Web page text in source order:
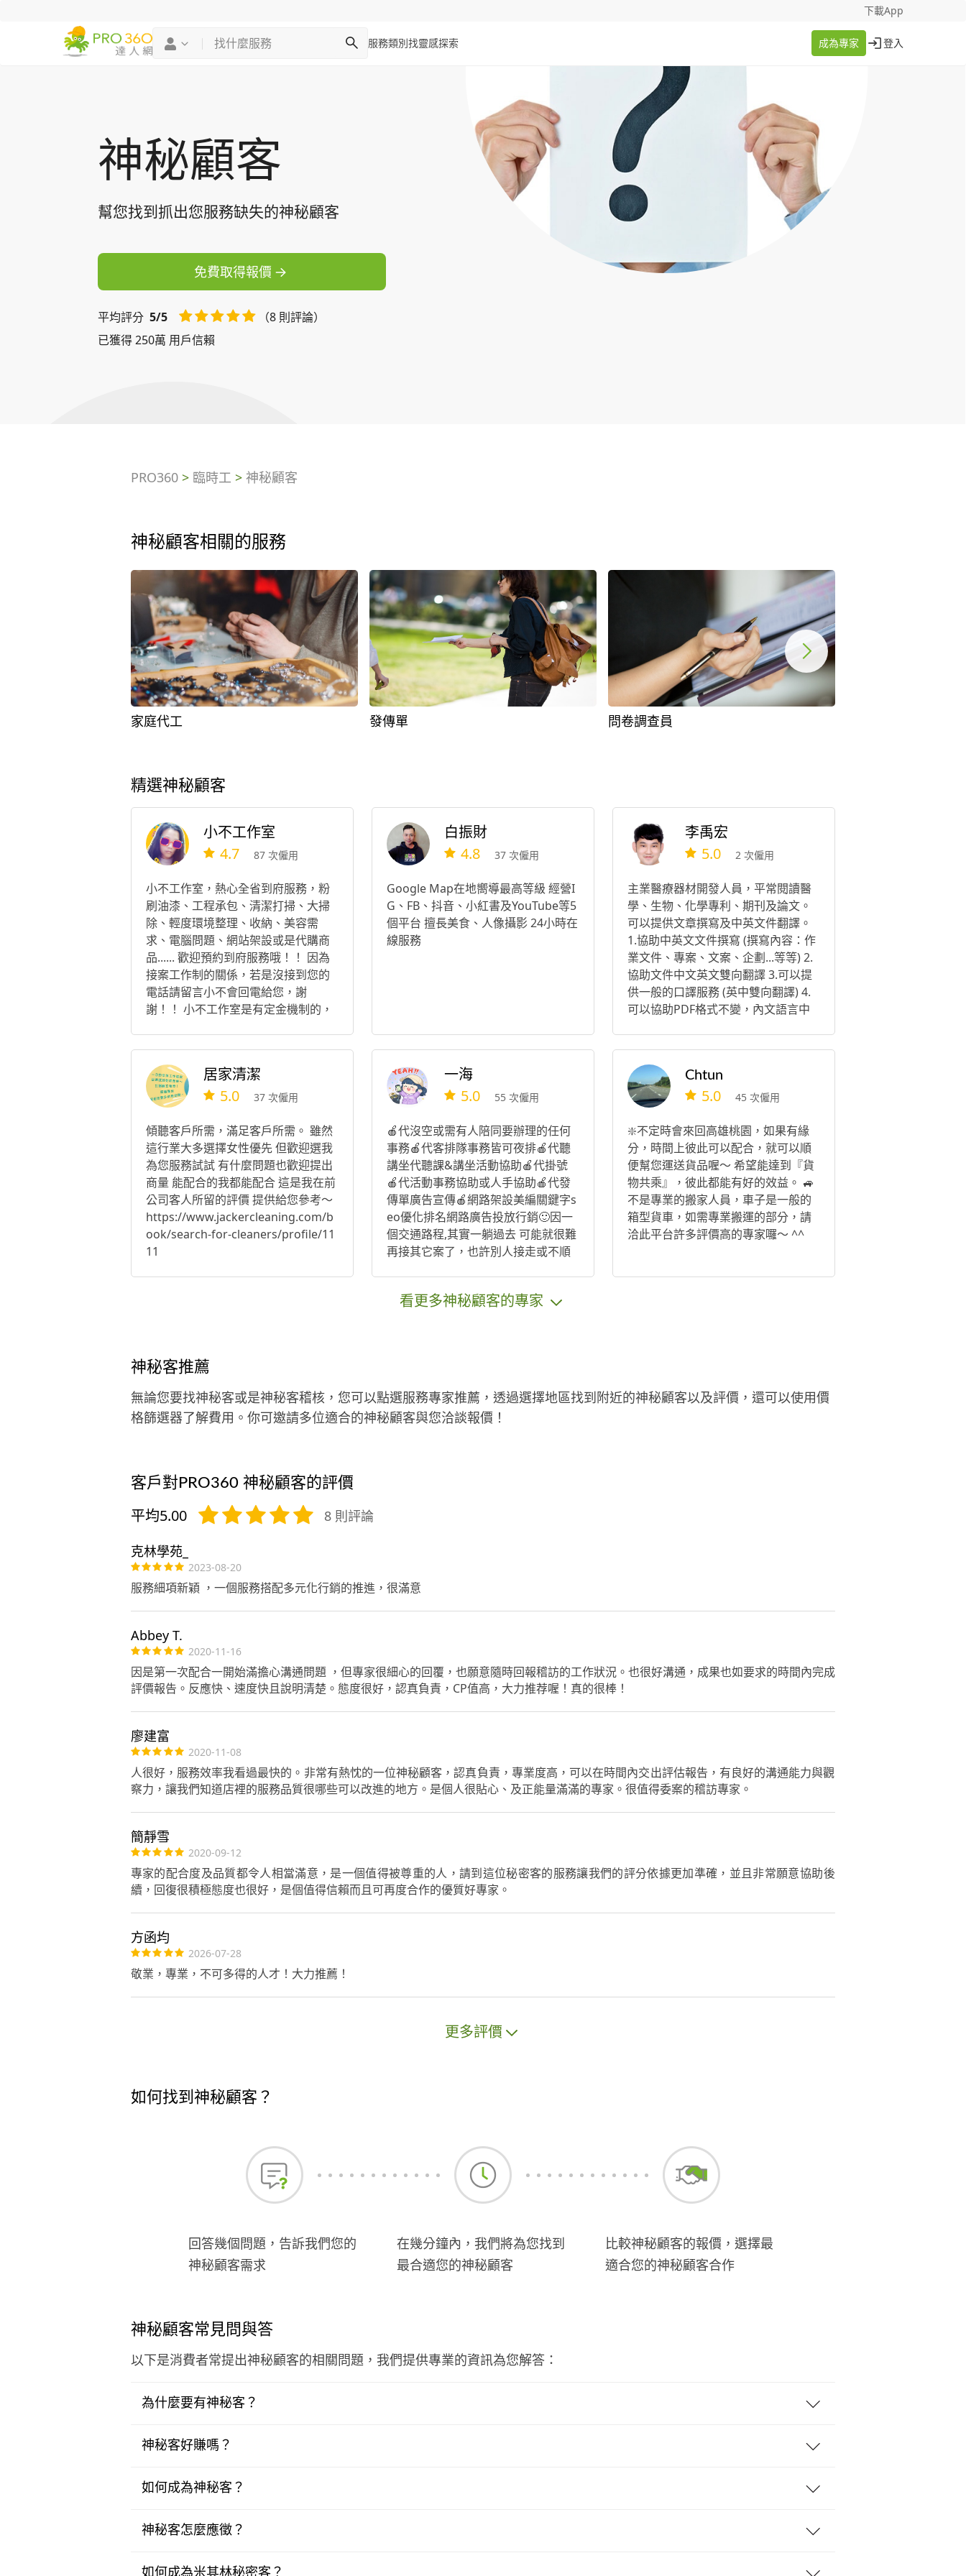
下載App
服務類別找靈感探索 成為專家 登入
成為專家
登入
神秘顧客
幫您找到抓出您服務缺失的神秘顧客
免費取得報價
平均評分 5/5
（8 則評論）
已獲得 250萬 用戶信賴
PRO360> 臨時工 > 神秘顧客
神秘顧客相關的服務
家庭代工 發傳單 問卷調查員
精選神秘顧客
小不工作室
4.7 87 次僱用
小不工作室，熱心全省到府服務，粉
刷油漆、工程承包、清潔打掃、大掃
除、輕度環境整理、收納、美容需
求、電腦問題、網站架設或是代購商
品...... 歡迎預約到府服務哦！！ 因為
接案工作制的關係，若是沒接到您的
電話請留言小不會回電給您，謝
謝！！ 小不工作室是有定金機制的，
服務，往壞處想沒辦法出爾反爾，但
是只要提早提出討論，行程是可以調
整的哦！！
白振財
4.8 37 次僱用
Google Map在地嚮導最高等級 經營I
G、FB、抖音、小紅書及YouTube等5
個平台 擅長美食、人像攝影 24小時在
線服務
李禹宏
5.0 2 次僱用
主業醫療器材開發人員，平常閱讀醫
學、生物、化學專利、期刊及論文。
可以提供文章撰寫及中英文件翻譯。
1.協助中英文文件撰寫 (撰寫內容：作
業文件、專案、文案、企劃...等等) 2.
協助文件中文英文雙向翻譯 3.可以提
供一般的口譯服務 (英中雙向翻譯) 4.
可以協助PDF格式不變，內文語言中
過因為我目前還有正職工作，若偶爾
未能第一時間回覆，還請多多包涵。
我看到訊息後一定會儘快回覆您，謝
謝您的體諒！
居家清潔
5.0 37 次僱用
傾聽客戶所需，滿足客戶所需。 雖然
這行業大多選擇女性優先 但歡迎選我
為您服務試試 有什麼問題也歡迎提出
商量 能配合的我都能配合 這是我在前
公司客人所留的評價 提供給您參考～
https://www.jackercleaning.com/b
ook/search-for-cleaners/profile/11
11
一海
5.0 55 次僱用
🍎代沒空或需有人陪同要辦理的任何
事務🍎代客排隊事務皆可夜排🍎代聽
講坐代聽課&講坐活動協助🍎代掛號
🍎代活動事務協助或人手協助🍎代發
傳單廣告宣傳🍎網路架設美編關鍵字s
eo優化排名網路廣告投放行銷🙂因一
個交通路程,其實一躺過去 可能就很難
再接其它案了，也許別人接走或不順
付平台費路程交通人手體力心力等所
Chtun
5.0 45 次僱用
❇️不定時會來回高雄桃園，如果有緣
分，時間上彼此可以配合，就可以順
便幫您運送貨品喔～ 希望能達到『貨
物共乘』，彼此都能有好的效益。 🚙
不是專業的搬家人員，車子是一般的
箱型貨車，如需專業搬運的部分，請
洽此平台許多評價高的專家囉～ ^^
看更多神秘顧客的專家
神秘客推薦
無論您要找神秘客或是神秘客稽核，您可以點選服務專家推薦，透過選擇地區找到附近的神秘顧客以及評價，還可以使用價
格篩選器了解費用。你可邀請多位適合的神秘顧客與您洽談報價！
客戶對PRO360 神秘顧客的評價
平均5.00 8 則評論
克林學苑_
2023-08-20
服務細項新穎 ，一個服務搭配多元化行銷的推進，很滿意
Abbey T.
2020-11-16
因是第一次配合一開始滿擔心溝通問題 ，但專家很細心的回覆，也願意隨時回報稽訪的工作狀況。也很好溝通，成果也如要求的時間內完成
評價報告。反應快、速度快且說明清楚。態度很好，認真負責，CP值高，大力推荐喔！真的很棒！
廖建富
2020-11-08
人很好，服務效率我看過最快的。非常有熱忱的一位神秘顧客，認真負責，專業度高，可以在時間內交出評估報告，有良好的溝通能力與觀
察力，讓我們知道店裡的服務品質很哪些可以改進的地方。是個人很貼心、及正能量滿滿的專家。很值得委案的稽訪專家。
簡靜雪
2020-09-12
專家的配合度及品質都令人相當滿意，是一個值得被尊重的人，請到這位秘密客的服務讓我們的評分依據更加準確，並且非常願意協助後
續，回復很積極態度也很好，是個值得信賴而且可再度合作的優質好專家。
方函均
2026-07-28
敬業，專業，不可多得的人才！大力推薦！
更多評價
如何找到神秘顧客？
回答幾個問題，告訴我們您的
神秘顧客需求
在幾分鐘內，我們將為您找到
最合適您的神秘顧客
比較神秘顧客的報價，選擇最
適合您的神秘顧客合作
神秘顧客常見問與答
以下是消費者常提出神秘顧客的相關問題，我們提供專業的資訊為您解答：
為什麼要有神秘客？
神秘客好賺嗎？
如何成為神秘客？
神秘客怎麼應徵？
如何成為米其林秘密客？